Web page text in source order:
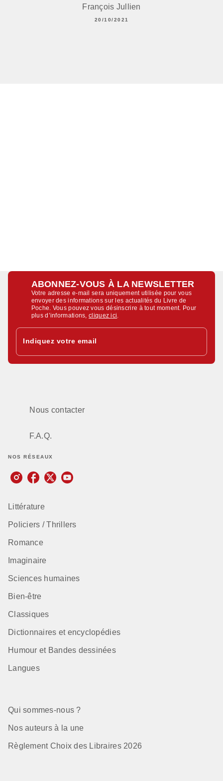
François Jullien
20/10/2021
ABONNEZ-VOUS À LA NEWSLETTER
Votre adresse e-mail sera uniquement utilisée pour vous
envoyer des informations sur les actualités du Livre de
Poche. Vous pouvez vous désinscrire à tout moment. Pour
plus d’informations,cliquez ici
Indiquez votre email
Nous contacter
F.A.Q.
NOS RÉSEAUX
Littérature
Policiers / Thrillers
Romance
Imaginaire
Sciences humaines
Bien-être
Classiques
Dictionnaires et encyclopédies
Humour et Bandes dessinées
Langues
Qui sommes-nous ?
Nos auteurs à la une
Règlement Choix des Libraires 2026